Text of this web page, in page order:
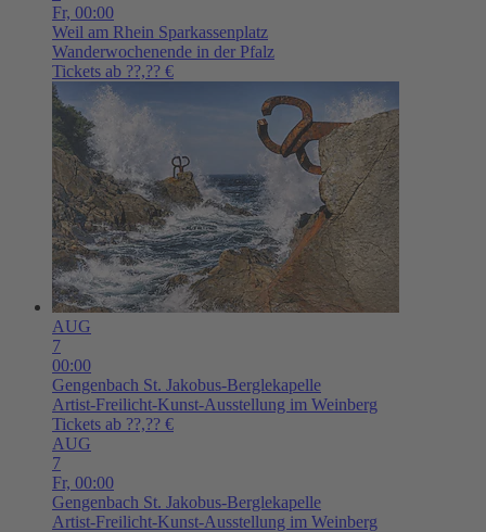
Fr, 00:00
Weil am Rhein Sparkassenplatz
Wanderwochenende in der Pfalz
Tickets ab ??,?? €
AUG
7
00:00
Gengenbach St. Jakobus-Berglekapelle
Artist-Freilicht-Kunst-Ausstellung im Weinberg
Tickets ab ??,?? €
AUG
7
Fr, 00:00
Gengenbach St. Jakobus-Berglekapelle
Artist-Freilicht-Kunst-Ausstellung im Weinberg